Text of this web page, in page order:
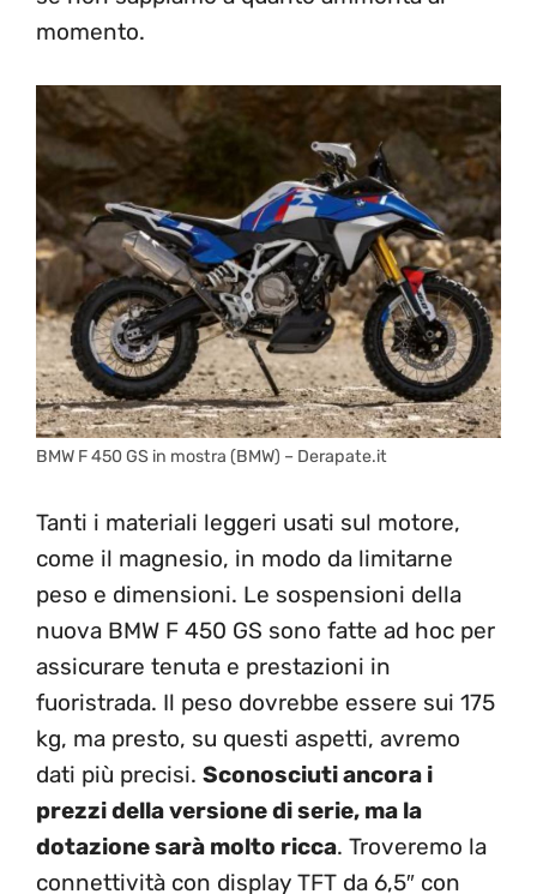
momento.
BMW F 450 GS in mostra (BMW) – Derapate.it
Tanti i materiali leggeri usati sul motore,
come il magnesio, in modo da limitarne
peso e dimensioni. Le sospensioni della
nuova BMW F 450 GS sono fatte ad hoc per
assicurare tenuta e prestazioni in
fuoristrada. Il peso dovrebbe essere sui 175
kg, ma presto, su questi aspetti, avremo
dati più precisi. Sconosciuti ancora i
prezzi della versione di serie, ma la
dotazione sarà molto ricca. Troveremo la
connettività con display TFT da 6,5″ con